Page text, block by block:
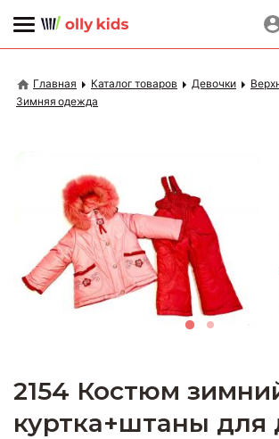
Главная Каталог товаров Девочки
Зимняя одежда
2154 Костюм
куртка+штаны для